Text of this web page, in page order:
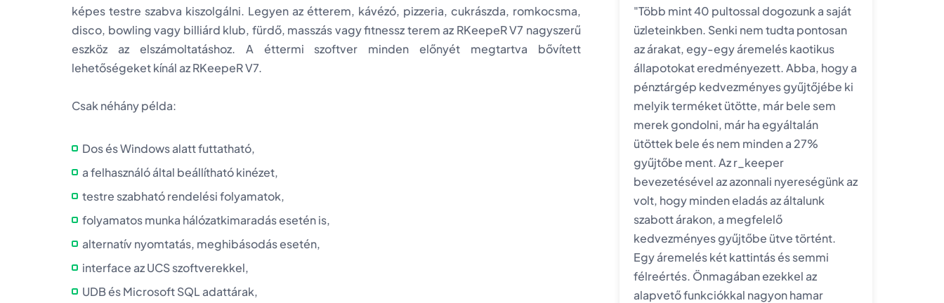
képes testre szabva kiszolgálni. Legyen az étterem, kávézó, pizzeria, cukrászda, romkocsma,
disco, bowling vagy billiárd klub, fürdő, masszás vagy fitnessz terem az RKeepeR V7 nagyszerű
eszköz az elszámoltatáshoz. A éttermi szoftver minden előnyét megtartva bővített
lehetőségeket kínál az RKeepeR V7.
Csak néhány példa:
Dos és Windows alatt futtatható,
a felhasználó által beállítható kinézet,
testre szabható rendelési folyamatok,
folyamatos munka hálózatkimaradás esetén is,
alternatív nyomtatás, meghibásodás esetén,
interface az UCS szoftverekkel,
UDB és Microsoft SQL adattárak,
"Több mint 40 pultossal dogozunk a saját
üzleteinkben. Senki nem tudta pontosan
az árakat, egy-egy áremelés kaotikus
állapotokat eredményezett. Abba, hogy a
pénztárgép kedvezményes gyűjtőjébe ki
melyik terméket ütötte, már bele sem
merek gondolni, már ha egyáltalán
ütöttek bele és nem minden a 27%
gyűjtőbe ment. Az r_keeper
bevezetésével az azonnali nyereségünk az
volt, hogy minden eladás az általunk
szabott árakon, a megfelelő
kedvezményes gyűjtőbe ütve történt.
Egy áremelés két kattintás és semmi
félreértés. Önmagában ezekkel az
alapvető funkciókkal nagyon hamar